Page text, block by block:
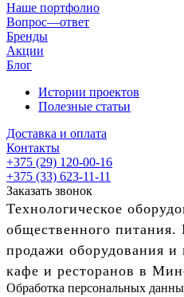
Наше портфолио
Вопрос—ответ
Бренды
Акции
Блог
Истории проектов
Полезные статьи
Доставка и оплата
Контакты
+375 (29) 120-00-16
+375 (33) 623-11-11
Заказать звонок
Технологическое
общественного питания.
продажи оборудования и
кафе и ресторанов в
Обработка персональных